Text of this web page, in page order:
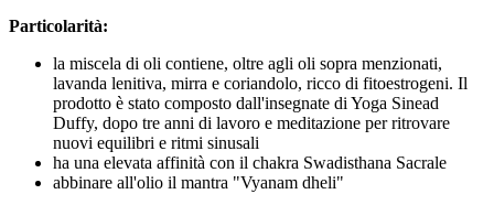
Particolarità:
la miscela di oli contiene, oltre agli oli sopra menzionati,
lavanda lenitiva, mirra e coriandolo, ricco di fitoestrogeni. Il
prodotto è stato composto dall'insegnate di Yoga Sinead
Duffy, dopo tre anni di lavoro e meditazione per ritrovare
nuovi equilibri e ritmi sinusali
ha una elevata affinità con il chakra Swadisthana Sacrale
abbinare all'olio il mantra "Vyanam dheli"